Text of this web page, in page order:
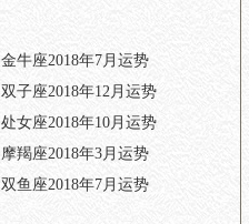
金牛座2018年7月运势
双子座2018年12月运势
处女座2018年10月运势
摩羯座2018年3月运势
双鱼座2018年7月运势